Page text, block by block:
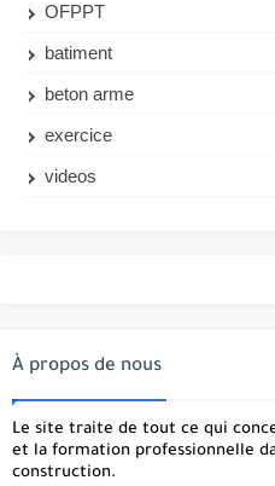
OFPPT
batiment
beton arme
exercice
videos
À propos de nous
Le site traite de tout ce qui
et la formation professionnelle
construction.